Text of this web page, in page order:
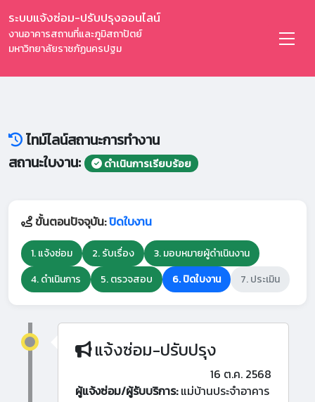
ระบบแจ้งซ่อม-ปรับปรุงออนไลน์
งานอาคารสถานที่และภูมิสถาปัตย์
มหาวิทยาลัยราชภัฏนครปฐม
ไทม์ไลน์สถานะการทำงาน
สถานะใบงาน:
ดำเนินการเรียบร้อย
ขั้นตอนปัจจุบัน:ปิดใบงาน
1. แจ้งซ่อม 2. รับเรื่อง
3. มอบหมายผู้ดำเนินงาน
4. ดำเนินการ
5. ตรวจสอบ 6. ปิดใบงาน 7. ประเมิน
แจ้งซ่อม-ปรับปรุง
16 ต.ค. 2568
ผู้แจ้งซ่อม/ผู้รับบริการ:แม่บ้านประจำอาคาร